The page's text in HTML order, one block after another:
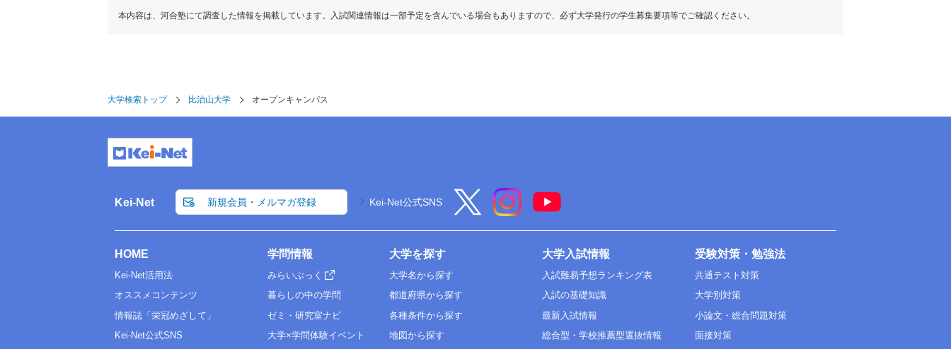
本内容は、河合塾にて調査した情報を掲載しています。入試関連情報は一部予定を含んでいる場合もありますので、必ず大学発行の学生募集要項等でご確認ください。
大学検索トップ 比治山大学 オープンキャンパス
Kei-Net 新規会員・メルマガ登録 Kei-Net公式SNS
HOME
Kei-Net活用法
オススメコンテンツ
情報誌「栄冠めざして」
Kei-Net公式SNS
学問情報
みらいぶっく
暮らしの中の学問
ゼミ・研究室ナビ
大学×学問体験イベント
大学を探す
大学名から探す
都道府県から探す
各種条件から探す
地図から探す
大学入試情報
入試難易予想ランキング表
入試の基礎知識
最新入試情報
総合型・学校推薦型選抜情報
受験対策・勉強法
共通テスト対策
大学別対策
小論文・総合問題対策
面接対策